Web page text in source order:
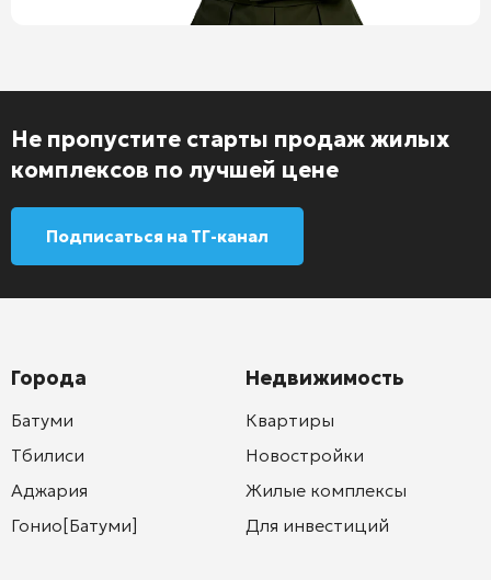
Не пропустите старты продаж жилых
комплексов по лучшей цене
Подписаться на ТГ-канал
Города
Батуми
Тбилиси
Аджария
Гонио[Батуми]
Недвижимость
Квартиры
Новостройки
Жилые комплексы
Для инвестиций